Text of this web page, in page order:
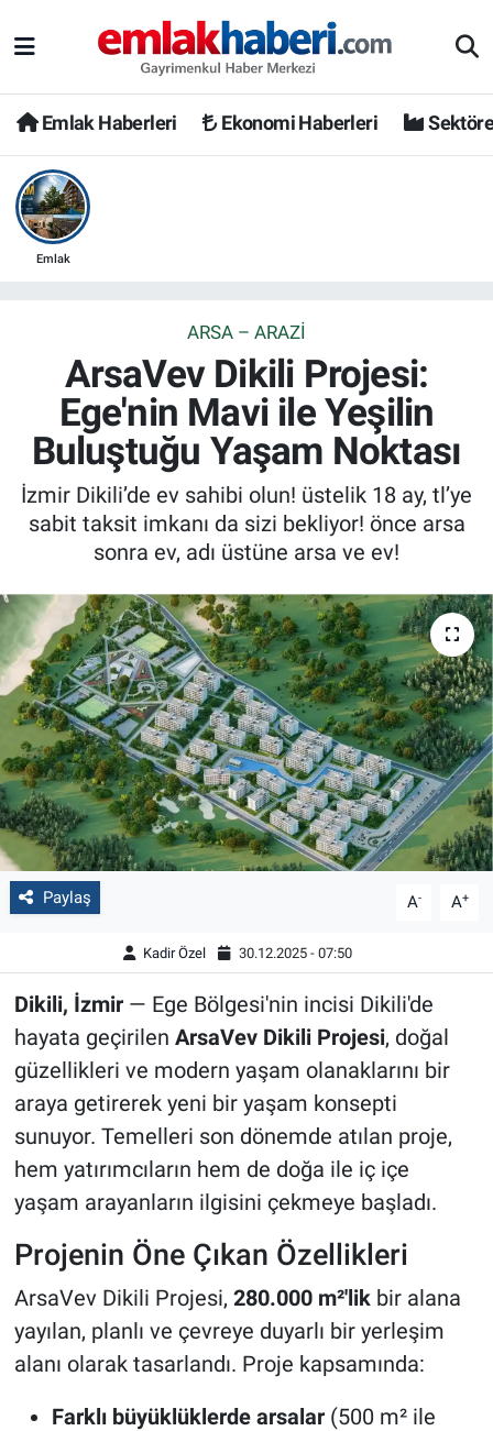
Emlak Haberleri Ekonomi Haberleri
Emlak
ARSA – ARAZI
ArsaVev Dikili Projesi:
Ege'nin Mavi ile Yeşilin
Buluştuğu Yaşam Noktası
İzmir Dikili’de ev sahibi olun! üstelik 18 ay, tl’ye
sabit taksit imkanı da sizi bekliyor! önce arsa
sonra ev, adı üstüne arsa ve ev!
Paylaş A- A+
Kadir Özel 30.12.2025 - 07:50
Dikili, İzmir— Ege Bölgesi'nin incisi Dikili'de
hayata geçirilen ArsaVev Dikili Projesi, doğal
güzellikleri ve modern yaşam olanaklarını bir
araya getirerek yeni bir yaşam konsepti
sunuyor. Temelleri son dönemde atılan proje,
hem yatırımcıların hem de doğa ile iç içe
yaşam arayanların ilgisini çekmeye başladı.
Projenin Öne Çıkan Özellikleri
ArsaVev Dikili Projesi, 280.000 m²'likbir alana
yayılan, planlı ve çevreye duyarlı bir yerleşim
alanı olarak tasarlandı. Proje kapsamında:
Farklı büyüklüklerde arsalar(500 m² ile